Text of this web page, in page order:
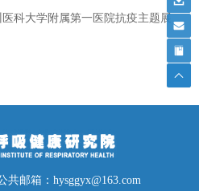
科大学附属第一医院抗疫主题展
共邮箱：hysggyx@163.com